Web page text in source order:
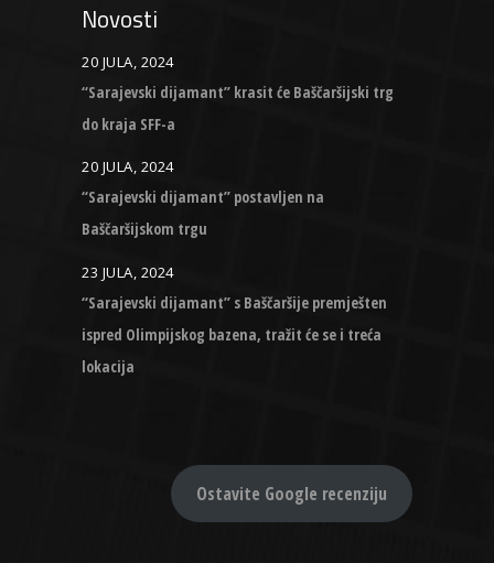
Novosti
20 JULA, 2024
“Sarajevski dijamant” krasit će Baščaršijski trg
do kraja SFF-a
20 JULA, 2024
“Sarajevski dijamant” postavljen na
Baščaršijskom trgu
23 JULA, 2024
“Sarajevski dijamant” s Baščaršije premješten
ispred Olimpijskog bazena, tražit će se i treća
lokacija
Ostavite Google recenziju